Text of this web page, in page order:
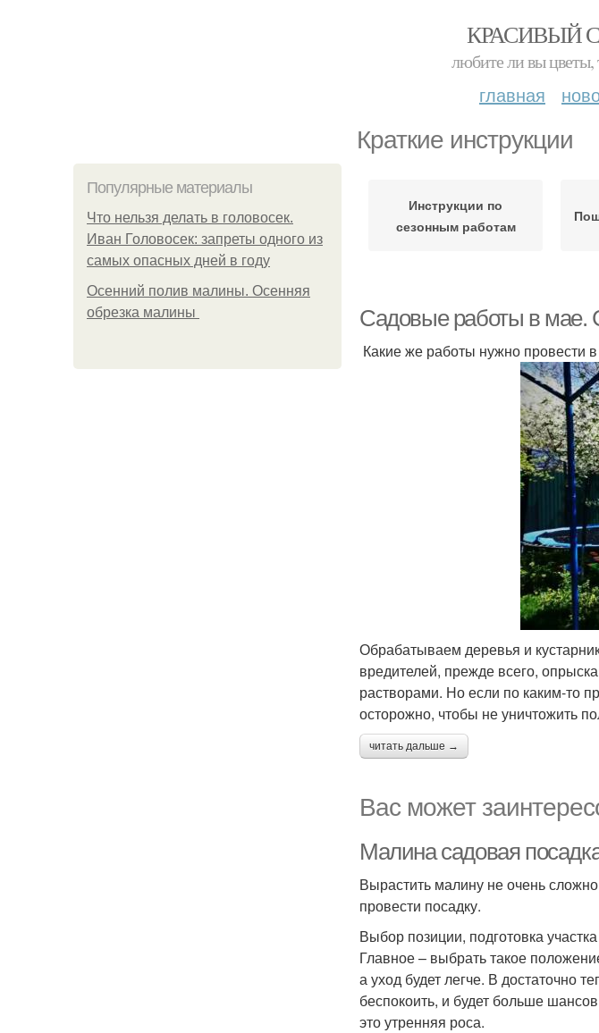
КРАСИВЫЙ
любите ли вы
главная
Краткие инструкции
Популярные материалы
Что нельзя делать в головосек.
Иван Головосек: запреты одного из
самых опасных дней в году
Осенний полив малины. Осенняя
обрезка малины
Инструкции по
сезонным работам
Садовые работы в мае.
Какие же работы нужно провести
Обрабатываем деревья и
вредителей, прежде всего,
растворами. Но если по каким-то
осторожно, чтобы не уничтожить
читать дальше →
Вас может
Малина садовая
Вырастить малину не очень
провести посадку.
Выбор позиции, подготовка участка
Главное – выбрать такое
а уход будет легче. В достаточно
беспокоить, и будет больше
это утренняя роса.